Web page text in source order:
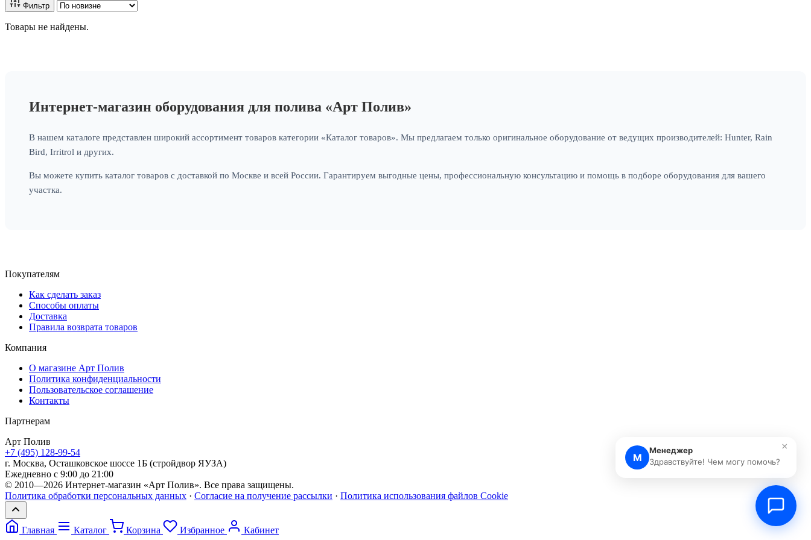
Фильтр
Товары не найдены.
Интернет-магазин оборудования для полива «Арт Полив»
В нашем каталоге представлен широкий ассортимент товаров категории «Каталог товаров». Мы предлагаем только оригинальное оборудование от ведущих производителей: Hunter, Rain
Bird, Irritrol и других.
Вы можете купить каталог товаров с доставкой по Москве и всей России. Гарантируем выгодные цены, профессиональную консультацию и помощь в подборе оборудования для вашего
участка.
Покупателям
Как сделать заказ
Способы оплаты
Доставка
Правила возврата товаров
Компания
О магазине Арт Полив
Политика конфиденциальности
Пользовательское соглашение
Контакты
Партнерам
Арт Полив
+7 (495) 128-99-54
г. Москва, Осташковское шоссе 1Б (стройдвор ЯУЗА)
Ежедневно с 9:00 до 21:00
© 2010—2026 Интернет-магазин «Арт Полив». Все права защищены.
Политика обработки персональных данных · Согласие на получение рассылки · Политика использования файлов Cookie
М
Менеджер
Здравствуйте! Чем могу помочь?
×
Главная Каталог Корзина Избранное Кабинет